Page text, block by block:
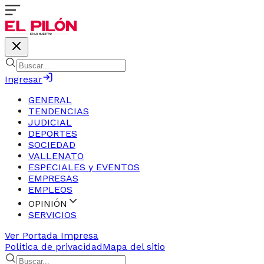
Ingresar
GENERAL
TENDENCIAS
JUDICIAL
DEPORTES
SOCIEDAD
VALLENATO
ESPECIALES y EVENTOS
EMPRESAS
EMPLEOS
OPINIÓN
SERVICIOS
Ver Portada Impresa
Política de privacidadMapa del sitio